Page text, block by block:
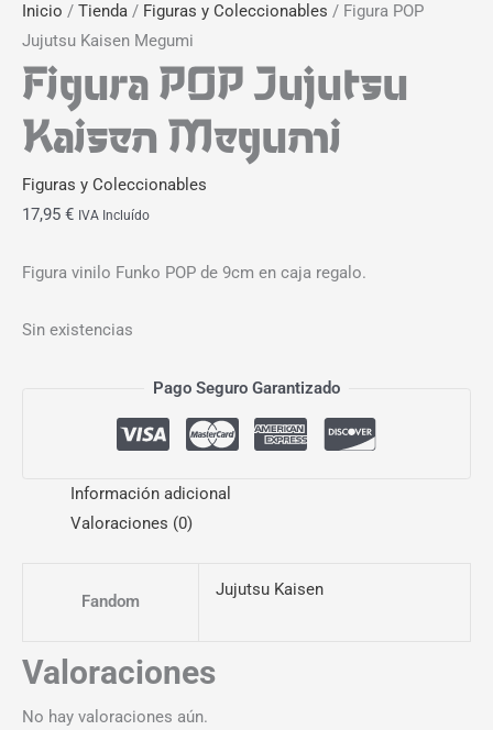
Inicio / Tienda / Figuras y Coleccionables / Figura POP
Jujutsu Kaisen Megumi
Figura POP Jujutsu
Kaisen Megumi
Figuras y Coleccionables
17,95 € IVA Incluído
Figura vinilo Funko POP de 9cm en caja regalo.
Sin existencias
Pago Seguro Garantizado
Información adicional
Valoraciones (0)
Fandom
Jujutsu Kaisen
Valoraciones
No hay valoraciones aún.